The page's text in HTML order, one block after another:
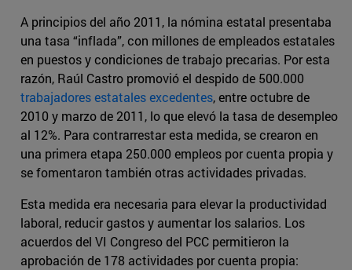
A principios del año 2011, la nómina estatal presentaba
una tasa “inflada”, con millones de empleados estatales
en puestos y condiciones de trabajo precarias. Por esta
razón, Raúl Castro promovió el despido de 500.000
trabajadores estatales excedentes, entre octubre de
2010 y marzo de 2011, lo que elevó la tasa de desempleo
al 12%. Para contrarrestar esta medida, se crearon en
una primera etapa 250.000 empleos por cuenta propia y
se fomentaron también otras actividades privadas.
Esta medida era necesaria para elevar la productividad
laboral, reducir gastos y aumentar los salarios. Los
acuerdos del VI Congreso del PCC permitieron la
aprobación de 178 actividades por cuenta propia: